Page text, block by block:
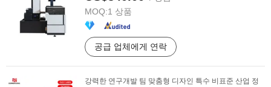
MOQ:1 상품
공급 업체에게 연락
강력한 연구개발 팀 맞춤형 디자인 특수 비표준 산업 정